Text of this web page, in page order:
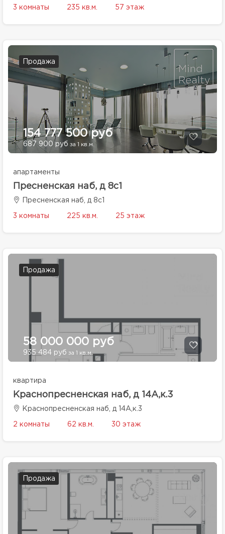
3 комнаты 235 кв.м. 57 этаж
Продажа
154 777 500 руб
687 900 руб за 1 кв.м.
апартаменты
Пресненская наб, д 8с1
Пресненская наб, д 8с1
3 комнаты 225 кв.м. 25 этаж
Продажа
58 000 000 руб
935 484 руб за 1 кв.м.
квартира
Краснопресненская наб, д 14А,к.3
Краснопресненская наб, д 14А,к.3
2 комнаты 62 кв.м. 30 этаж
Продажа